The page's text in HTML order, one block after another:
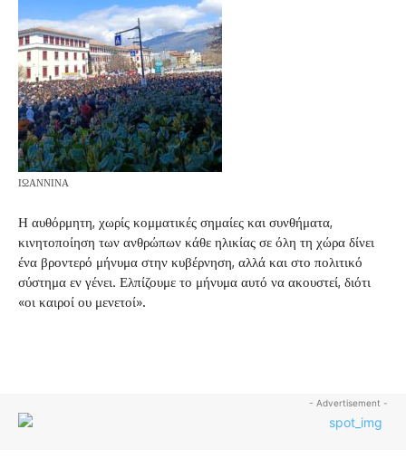
ΙΩΑΝΝΙΝΑ
Η αυθόρμητη, χωρίς κομματικές σημαίες και συνθήματα,
κινητοποίηση των ανθρώπων κάθε ηλικίας σε όλη τη χώρα δίνει
ένα βροντερό μήνυμα στην κυβέρνηση, αλλά και στο πολιτικό
σύστημα εν γένει. Ελπίζουμε το μήνυμα αυτό να ακουστεί, διότι
«οι καιροί ου μενετοί».
- Advertisement -